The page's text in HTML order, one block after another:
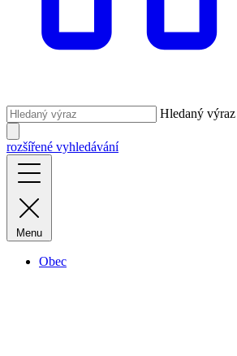
Hledaný výraz
rozšířené vyhledávání
Menu
Obec